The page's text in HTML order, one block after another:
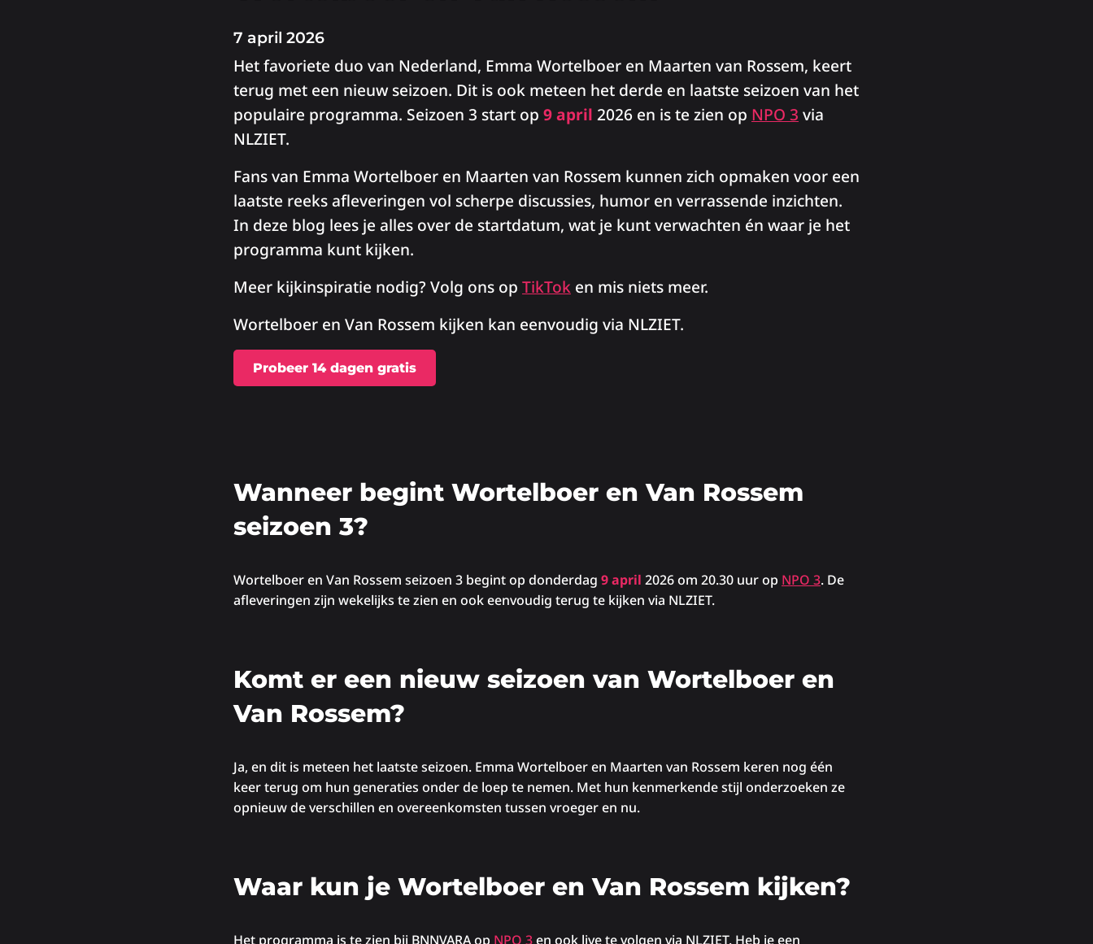
7 april 2026
Het favoriete duo van Nederland, Emma Wortelboer en Maarten van Rossem, keert
terug met een nieuw seizoen. Dit is ook meteen het derde en laatste seizoen van het
populaire programma. Seizoen 3 start op 9 april 2026 en is te zien op NPO 3 via
NLZIET.
Fans van Emma Wortelboer en Maarten van Rossem kunnen zich opmaken voor een
laatste reeks afleveringen vol scherpe discussies, humor en verrassende inzichten.
In deze blog lees je alles over de startdatum, wat je kunt verwachten én waar je het
programma kunt kijken.
Meer kijkinspiratie nodig? Volg ons op TikTok en mis niets meer.
Wortelboer en Van Rossem kijken kan eenvoudig via NLZIET.
Probeer 14 dagen gratis
Wanneer begint Wortelboer en Van Rossem
seizoen 3?
Wortelboer en Van Rossem seizoen 3 begint op donderdag 9 april 2026 om 20.30 uur op NPO 3. De
afleveringen zijn wekelijks te zien en ook eenvoudig terug te kijken via NLZIET.
Komt er een nieuw seizoen van Wortelboer en
Van Rossem?
Ja, en dit is meteen het laatste seizoen. Emma Wortelboer en Maarten van Rossem keren nog één
keer terug om hun generaties onder de loep te nemen. Met hun kenmerkende stijl onderzoeken ze
opnieuw de verschillen en overeenkomsten tussen vroeger en nu.
Waar kun je Wortelboer en Van Rossem kijken?
Het programma is te zien bij BNNVARA op NPO 3en ook live te volgen via NLZIET. Heb je een